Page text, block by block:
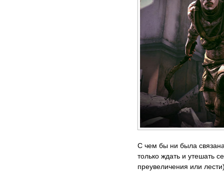
С чем бы ни была
только ждать и утешать
преувеличения или